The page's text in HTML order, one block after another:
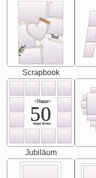
Text
Scrapbook
<Name>
50
-Happy Birday-
Jubiläum